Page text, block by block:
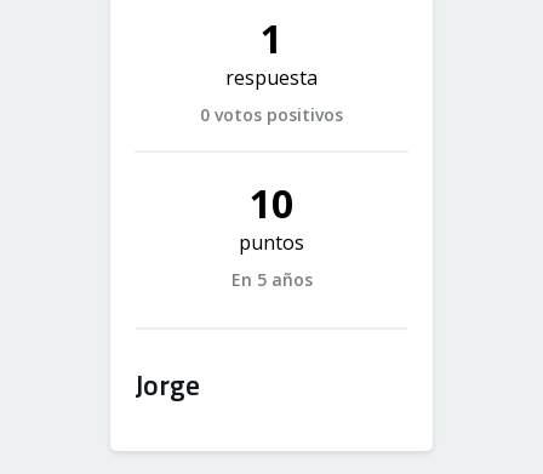
1
respuesta
0 votos positivos
10
puntos
En 5 años
Jorge